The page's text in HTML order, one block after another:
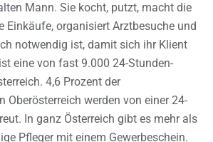
Mann. Sie kocht, putzt, macht die
Einkäufe, organisiert Arztbesuche und
notwendig ist, damit sich ihr Klient
eine von fast 9.000 24-Stunden-
4,6 Prozent der
Oberösterreich werden von einer 24-
In ganz Österreich gibt es mehr als
Pfleger mit einem Gewerbeschein.